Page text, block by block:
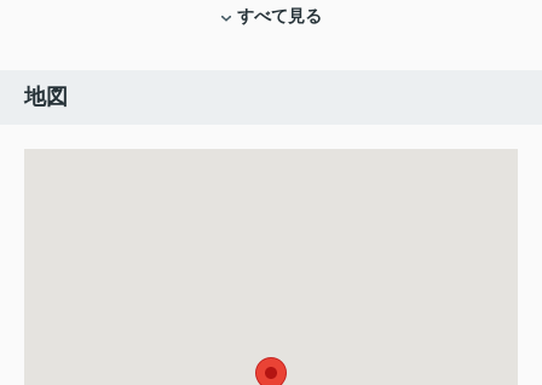
すべて見る
地図